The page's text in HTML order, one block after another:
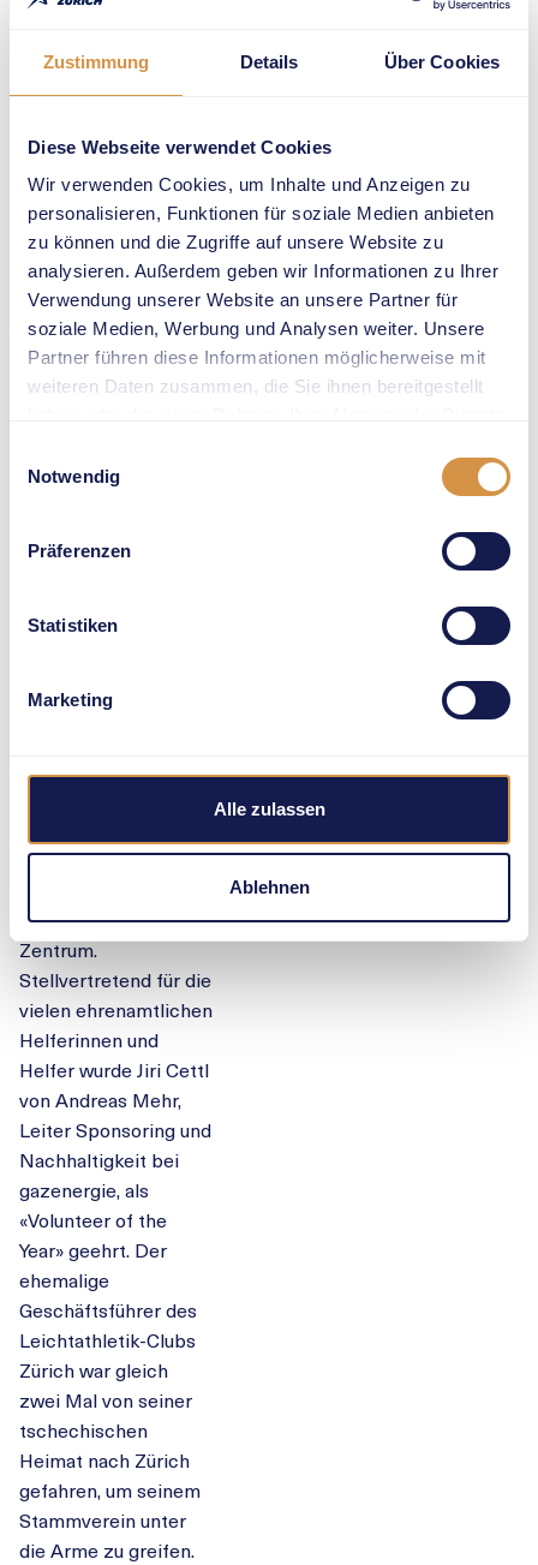
Zustimmung Details Über Cookies
Diese Webseite verwendet Cookies
Wir verwenden Cookies, um Inhalte und Anzeigen zu
personalisieren, Funktionen für soziale Medien anbieten
zu können und die Zugriffe auf unsere Website zu
analysieren. Außerdem geben wir Informationen zu Ihrer
Verwendung unserer Website an unsere Partner für
soziale Medien, Werbung und Analysen weiter. Unsere
Partner führen diese Informationen möglicherweise mit
weiteren Daten zusammen, die Sie ihnen bereitgestellt
Notwendig
Präferenzen
Statistiken
Marketing
Alle zulassen
Ablehnen
über die 2019 mit der
World Athletics
ausgezeichnete
Leichtathletik-Stätte
zu erfahren. Nach
einem 45-minütigen
Rundgang durch die
Katakomben, den
Callroom, den
Lauftunnel auf die
«piste magique»
VIP-Bereich von den
Direktoren Andreas
Marroni und Glühwein
In der festlich
Turnhalle, wo die
geben, standen an
Volunteers im
Zentrum.
Stellvertretend für die
vielen ehrenamtlichen
Helferinnen und
Helfer wurde Jiri Cettl
von Andreas Mehr,
Leiter Sponsoring und
Nachhaltigkeit bei
gazenergie, als
«Volunteer of the
Year» geehrt. Der
ehemalige
Geschäftsführer des
Leichtathletik-Clubs
Zürich war gleich
zwei Mal von seiner
tschechischen
Heimat nach Zürich
gefahren, um seinem
Stammverein unter
die Arme zu greifen.